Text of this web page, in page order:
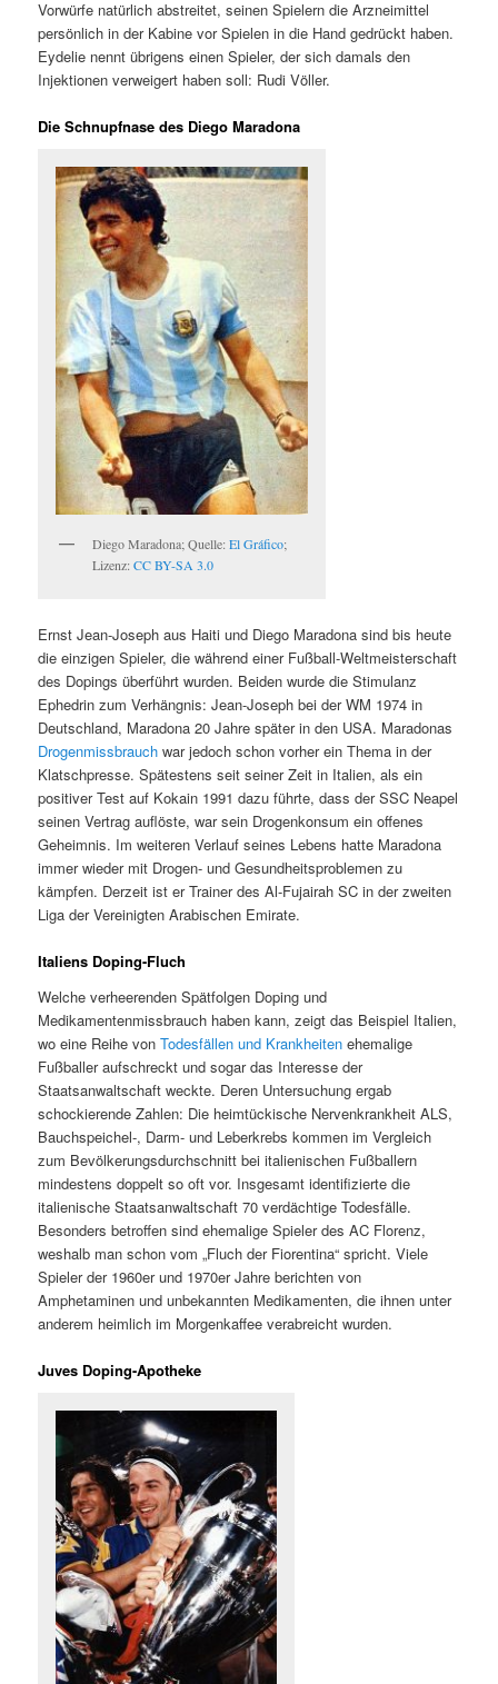
Vorwürfe natürlich abstreitet, seinen Spielern die Arzneimittel
persönlich in der Kabine vor Spielen in die Hand gedrückt haben.
Eydelie nennt übrigens einen Spieler, der sich damals den
Injektionen verweigert haben soll: Rudi Völler.
Die Schnupfnase des Diego Maradona
Diego Maradona; Quelle:El Gráfico;
Lizenz:CC BY-SA 3.0
Ernst Jean-Joseph aus Haiti und Diego Maradona sind bis heute
die einzigen Spieler, die während einer Fußball-Weltmeisterschaft
des Dopings überführt wurden. Beiden wurde die Stimulanz
Ephedrin zum Verhängnis: Jean-Joseph bei der WM 1974 in
Deutschland, Maradona 20 Jahre später in den USA. Maradonas
Drogenmissbrauch war jedoch schon vorher ein Thema in der
Klatschpresse. Spätestens seit seiner Zeit in Italien, als ein
positiver Test auf Kokain 1991 dazu führte, dass der SSC Neapel
seinen Vertrag auflöste, war sein Drogenkonsum ein offenes
Geheimnis. Im weiteren Verlauf seines Lebens hatte Maradona
immer wieder mit Drogen- und Gesundheitsproblemen zu
kämpfen. Derzeit ist er Trainer des Al-Fujairah SC in der zweiten
Liga der Vereinigten Arabischen Emirate.
Italiens Doping-Fluch
Welche verheerenden Spätfolgen Doping und
Medikamentenmissbrauch haben kann, zeigt das Beispiel Italien,
wo eine Reihe vonTodesfällen und Krankheiten ehemalige
Fußballer aufschreckt und sogar das Interesse der
Staatsanwaltschaft weckte. Deren Untersuchung ergab
schockierende Zahlen: Die heimtückische Nervenkrankheit ALS,
Bauchspeichel-, Darm- und Leberkrebs kommen im Vergleich
zum Bevölkerungsdurchschnitt bei italienischen Fußballern
mindestens doppelt so oft vor. Insgesamt identifizierte die
italienische Staatsanwaltschaft 70 verdächtige Todesfälle.
Besonders betroffen sind ehemalige Spieler des AC Florenz,
weshalb man schon vom „Fluch der Fiorentina“ spricht. Viele
Spieler der 1960er und 1970er Jahre berichten von
Amphetaminen und unbekannten Medikamenten, die ihnen unter
anderem heimlich im Morgenkaffee verabreicht wurden.
Juves Doping-Apotheke